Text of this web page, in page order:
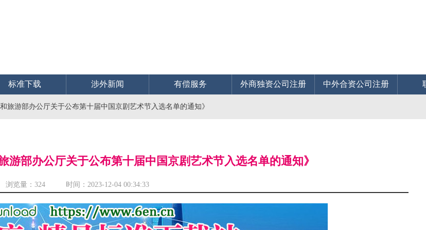
标准下载 涉外新闻 有偿服务 外商独资公司注册 中外合资公司注册
旅游部办公厅关于公布第十届中国京剧艺术节入选名单的通知》
游部办公厅关于公布第十届中国京剧艺术节入选名单的通知》
浏览量：324 时间：2023-12-04 00:34:33